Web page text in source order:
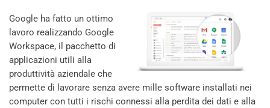
Google ha fatto un ottimo
lavoro realizzando Google
Workspace, il pacchetto di
applicazioni utili alla
produttività aziendale che
permette di lavorare senza avere mille software installati nei
computer con tutti i rischi connessi alla perdita dei dati e alla